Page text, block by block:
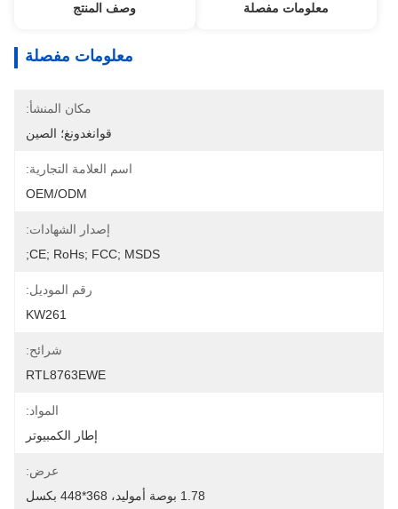
معلومات مفصلة وصف المنتج
معلومات مفصلة
مكان المنشأ:
قوانغدونغ؛ الصين
اسم العلامة التجارية:
OEM/ODM
إصدار الشهادات:
CE; RoHs; FCC; MSDS;
رقم الموديل:
KW261
شرائح:
RTL8763EWE
المواد:
إطار الكمبيوتر
عرض:
1.78 بوصة أموليد، 368*448 بكسل